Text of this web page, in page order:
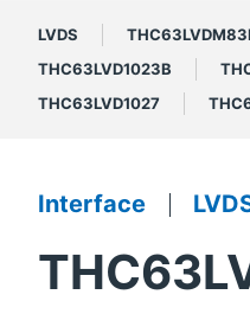
LVDS
THC63LVD1023B
THC63LVD1027
Interface